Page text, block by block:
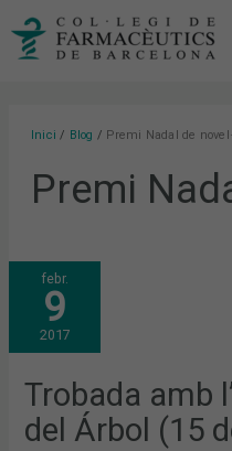
Inici Blog Premi Nadal de
Premi
febr.
9
2017
Trobada amb
del Árbol (15
TROBADA
AMB
L’ESCRIPTOR
VÍCTOR
DEL
ÁRBOL
(15
FEBRER)